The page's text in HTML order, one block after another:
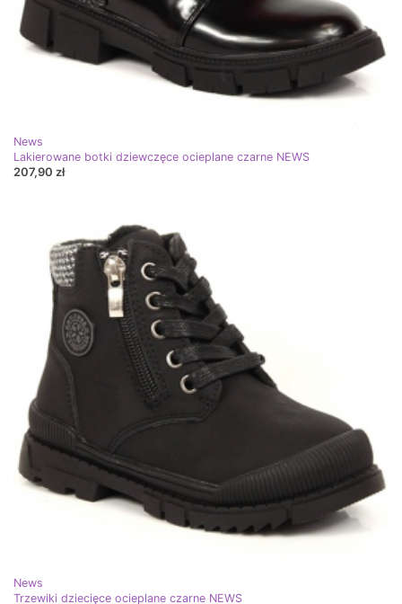
News
Lakierowane botki dziewczęce ocieplane czarne NEWS
207,90 zł
News
Trzewiki dziecięce ocieplane czarne NEWS